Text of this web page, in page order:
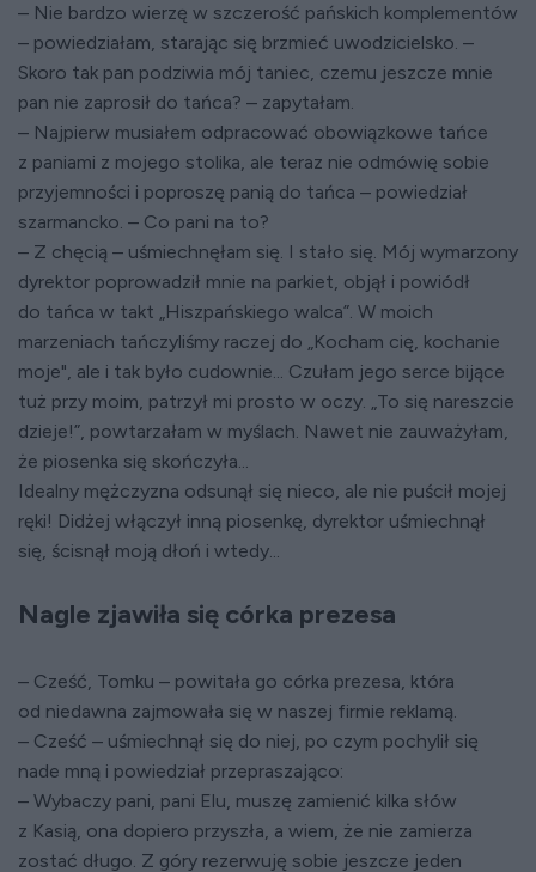
– Nie bardzo wierzę w szczerość pańskich komplementów
– powiedziałam, starając się brzmieć uwodzicielsko. –
Skoro tak pan podziwia mój taniec, czemu jeszcze mnie
pan nie zaprosił do tańca? – zapytałam.
– Najpierw musiałem odpracować obowiązkowe tańce
z paniami z mojego stolika, ale teraz nie odmówię sobie
przyjemności i poproszę panią do tańca – powiedział
szarmancko. – Co pani na to?
– Z chęcią – uśmiechnęłam się. I stało się. Mój wymarzony
dyrektor poprowadził mnie na parkiet, objął i powiódł
do tańca w takt „Hiszpańskiego walca”. W moich
marzeniach tańczyliśmy raczej do „Kocham cię, kochanie
moje", ale i tak było cudownie... Czułam jego serce bijące
tuż przy moim, patrzył mi prosto w oczy. „To się nareszcie
dzieje!”, powtarzałam w myślach. Nawet nie zauważyłam,
że piosenka się skończyła...
Idealny mężczyzna odsunął się nieco, ale nie puścił mojej
ręki! Didżej włączył inną piosenkę, dyrektor uśmiechnął
się, ścisnął moją dłoń i wtedy...
Nagle zjawiła się córka prezesa
– Cześć, Tomku – powitała go córka prezesa, która
od niedawna zajmowała się w naszej firmie reklamą.
– Cześć – uśmiechnął się do niej, po czym pochylił się
nade mną i powiedział przepraszająco:
– Wybaczy pani, pani Elu, muszę zamienić kilka słów
z Kasią, ona dopiero przyszła, a wiem, że nie zamierza
zostać długo. Z góry rezerwuję sobie jeszcze jeden